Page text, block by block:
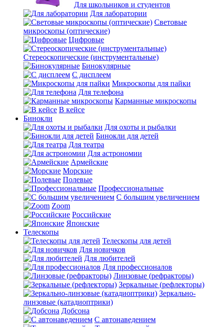
Для школьников и студентов
Для лаборатории
Световые
микроскопы (оптические)
Цифровые
Стереоскопические (инструментальные)
Бинокулярные
С дисплеем
Микроскопы для пайки
Для телефона
Карманные микроскопы
В кейсе
Бинокли
Для охоты и рыбалки
Бинокли для детей
Для театра
Для астрономии
Армейские
Морские
Полевые
Профессиональные
С большим увеличением
Zoom
Российские
Японские
Телескопы
Телескопы для детей
Для новичков
Для любителей
Для профессионалов
Линзовые (рефракторы)
Зеркальные (рефлекторы)
Зеркально-
линзовые (катадиоптрики)
Добсона
С автонаведением